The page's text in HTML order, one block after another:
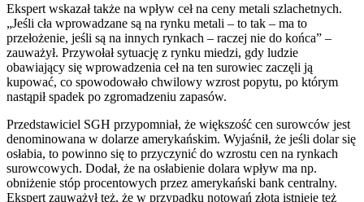
Ekspert wskazał także na wpływ ceł na ceny metali szlachetnych.
„Jeśli cła wprowadzane są na rynku metali – to tak – ma to
przełożenie, jeśli są na innych rynkach – raczej nie do końca” –
zauważył. Przywołał sytuację z rynku miedzi, gdy ludzie
obawiający się wprowadzenia ceł na ten surowiec zaczęli ją
kupować, co spowodowało chwilowy wzrost popytu, po którym
nastąpił spadek po zgromadzeniu zapasów.
Przedstawiciel SGH przypomniał, że większość cen surowców jest
denominowana w dolarze amerykańskim. Wyjaśnił, że jeśli dolar się
osłabia, to powinno się to przyczynić do wzrostu cen na rynkach
surowcowych. Dodał, że na osłabienie dolara wpływ ma np.
obniżenie stóp procentowych przez amerykański bank centralny.
Ekspert zauważył też, że w przypadku notowań złota istnieje też